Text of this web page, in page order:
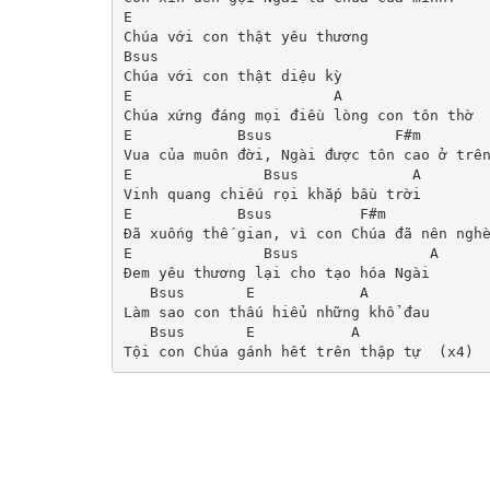
E
Chúa với con thật yêu thương
Bsus
Chúa với con thật diệu kỳ
E                       A
Chúa xứng đáng mọi điều lòng con tôn thờ
E            Bsus              F#m
Vua của muôn đời, Ngài được tôn cao ở
E               Bsus             A
Vinh quang chiếu rọi khắp bầu trời
E            Bsus          F#m
Đã xuống thế gian, vì con Chúa đã nên
E               Bsus               A
Đem yêu thương lại cho tạo hóa Ngài
   Bsus       E            A
Làm sao con thấu hiểu những khổ đau
   Bsus       E           A